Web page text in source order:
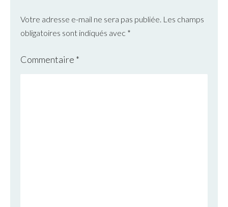
Votre adresse e-mail ne sera pas publiée. Les champs
obligatoires sont indiqués avec *
Commentaire *